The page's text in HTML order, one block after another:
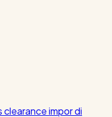
clearance impor di